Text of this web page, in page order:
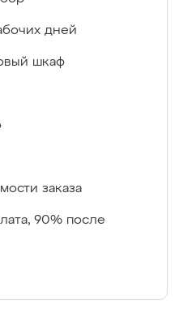
дней
шкаф
заказа
90% после